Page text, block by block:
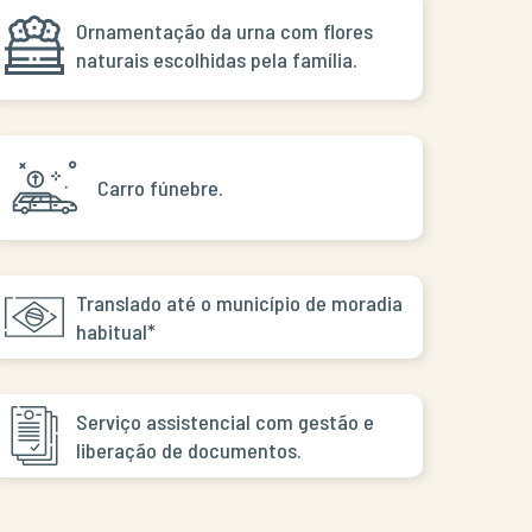
Ornamentação da urna com flores
naturais escolhidas pela família.
Carro fúnebre.
Translado até o município de moradia
habitual*
Serviço assistencial com gestão e
liberação de documentos.